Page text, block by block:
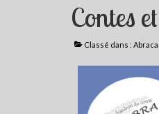
Contes
Classé dans :